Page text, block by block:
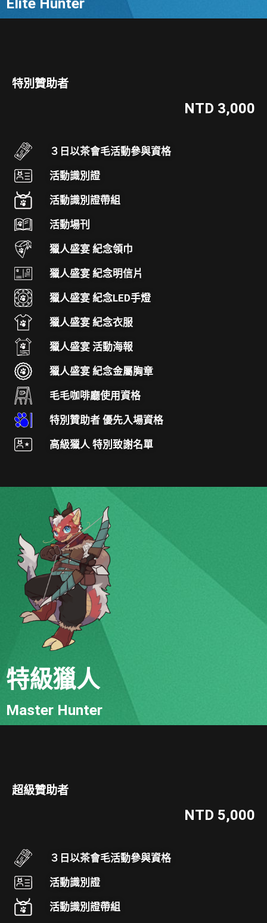
特別贊助者
NTD 3,000
３日以茶會毛活動參與資格
活動識別證
活動識別證帶組
活動場刊
獵人盛宴 紀念領巾
獵人盛宴 紀念明信片
獵人盛宴 紀念LED手燈
獵人盛宴 紀念衣服
獵人盛宴 活動海報
獵人盛宴 紀念金屬胸章
毛毛咖啡廳使用資格
特別贊助者 優先入場資格
高級獵人 特別致謝名單
特級獵人
Master Hunter
超級贊助者
NTD 5,000
３日以茶會毛活動參與資格
活動識別證
活動識別證帶組